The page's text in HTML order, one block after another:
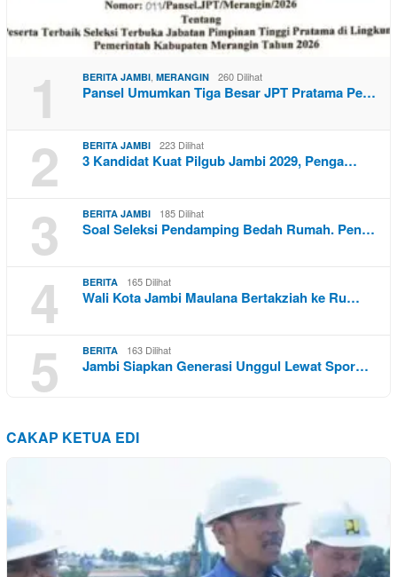
1 BERITA JAMBI, MERANGIN 260 Dilihat
Pansel Umumkan Tiga Besar JPT Pratama Pe…
2 BERITA JAMBI 223 Dilihat
3 Kandidat Kuat Pilgub Jambi 2029, Penga…
3 BERITA JAMBI 185 Dilihat
Soal Seleksi Pendamping Bedah Rumah. Pen…
4 BERITA 165 Dilihat
Wali Kota Jambi Maulana Bertakziah ke Ru…
5 BERITA 163 Dilihat
Jambi Siapkan Generasi Unggul Lewat Spor…
CAKAP KETUA EDI